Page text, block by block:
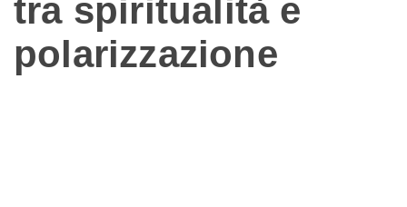
tra spiritualità e
polarizzazione